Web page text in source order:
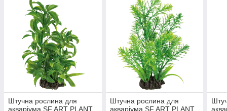
Штучна рослина для
акваріума SF ART PLANT
Штучна рослина для
акваріума SF ART PLANT